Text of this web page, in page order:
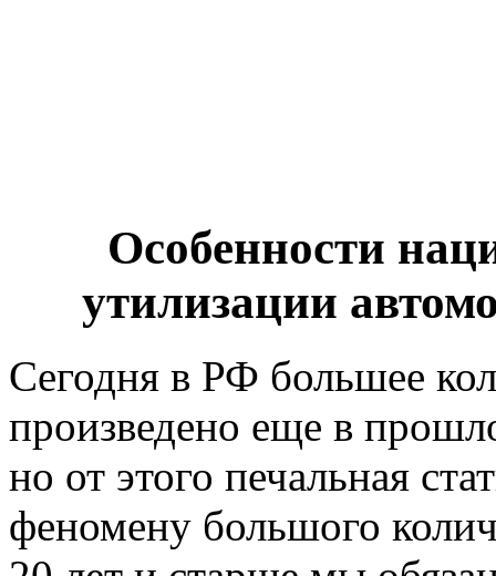
Особенности
утилизации
Сегодня в РФ большее
произведено еще в
но от этого печальная
феномену большого